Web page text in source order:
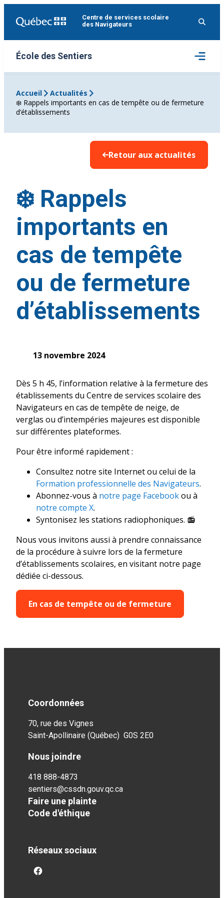
Centre de services scolaire
des Navigateurs
École des Sentiers
Ouvrir
le
menu
Accueil
Actualités
❄️ Rappels importants en cas de tempête ou de fermeture
d’établissements
Retour aux actualités
❄️ Rappels
importants en
cas de tempête
ou de fermeture
d’établissements
13 novembre 2024
Dès 5 h 45, l’information relative à la fermeture des
établissements du Centre de services scolaire des
Navigateurs en cas de tempête de neige, de
verglas ou d’intempéries majeures est disponible
sur différentes plateformes.
Pour être informé rapidement :
Consultez notre site Internet ou celui de la
Formation professionnelle des Navigateurs.
Abonnez-vous à notre page Facebookou à
notre compte X.
Syntonisez les stations radiophoniques. 📻
Nous vous invitons aussi à prendre connaissance
de la procédure à suivre lors de la fermeture
d’établissements scolaires, en visitant notre page
dédiée ci-dessous.
En cas de tempête ou de fermeture
Coordonnées
70, rue des Vignes
Saint-Apollinaire (Québec) G0S 2E0
Nous joindre
418 888-4873
sentiers@cssdn.gouv.qc.ca
Faire une plainte
Code d'éthique
Réseaux sociaux
facebook